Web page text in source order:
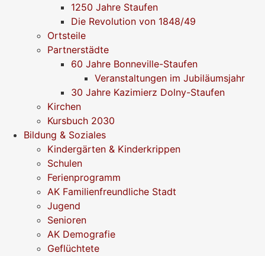
1250 Jahre Staufen
Die Revolution von 1848/49
Ortsteile
Partnerstädte
60 Jahre Bonneville-Staufen
Veranstaltungen im Jubiläumsjahr
30 Jahre Kazimierz Dolny-Staufen
Kirchen
Kursbuch 2030
Bildung & Soziales
Kindergärten & Kinderkrippen
Schulen
Ferienprogramm
AK Familienfreundliche Stadt
Jugend
Senioren
AK Demografie
Geflüchtete